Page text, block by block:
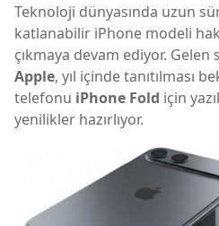
Teknoloji dünyasında uzun
katlanabilir iPhone modeli
çıkmaya devam ediyor.
Apple, yıl içinde tanıtılması
telefonu iPhone Fold için
yenilikler hazırlıyor.